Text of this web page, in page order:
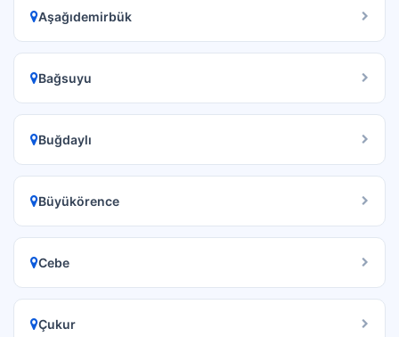
Aşağıdemirbük
Bağsuyu
Buğdaylı
Büyükörence
Cebe
Çukur